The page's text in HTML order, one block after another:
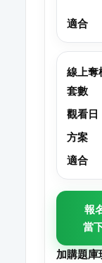
適合
線上奪
套數
觀看日
方案
適合
報
當
加購題庫